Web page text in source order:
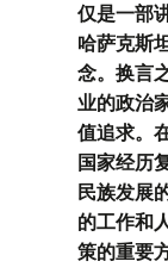
仅是一部
哈萨克斯
念。换言
业的政治
值追求。
国家经历
民族发展
的工作和
策的重要